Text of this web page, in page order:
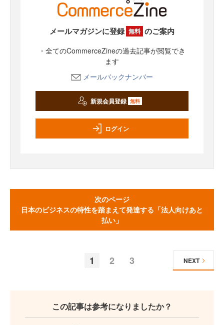
メールマガジンに登録 無料 のご案内
・全てのCommerceZineの過去記事が閲覧でき
ます
メールバックナンバー
新規会員登録 無料
ログイン
次のページ
日本のビジネスの特性を踏まえて発達する「法人向けあと
払い」
1 2 3 NEXT
この記事は参考になりましたか？